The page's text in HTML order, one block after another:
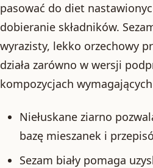
pasować do diet
dobieranie składników.
wyrazisty, lekko orzechowy
działa zarówno w wersji
kompozycjach
Niełuskane ziarno
bazę mieszanek i
Sezam biały pomaga